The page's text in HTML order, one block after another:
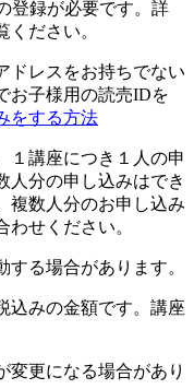
登録が必要です。詳
ください。
ドレスをお持ちでない
お子様用の読売IDを
をする方法
１講座につき１人の申
人分の申し込みはでき
複数人分のお申し込み
せください。
る場合があります。
込みの金額です。講座
更になる場合があり